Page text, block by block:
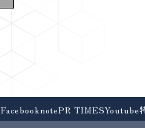
FacebooknotePR TIMESYoutube